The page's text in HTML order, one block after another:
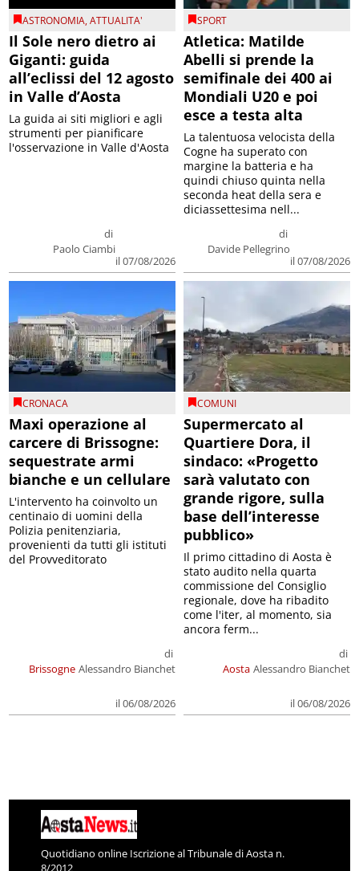
ASTRONOMIA,ATTUALITA'
Il Sole nero dietro ai
Giganti: guida
all’eclissi del 12 agosto
in Valle d’Aosta
di
Paolo Ciambi
il 07/08/2026
La guida ai siti migliori e agli
strumenti per pianificare
l'osservazione in Valle d'Aosta
SPORT
Atletica: Matilde
Abelli si prende la
semifinale dei 400 ai
Mondiali U20 e poi
esce a testa alta
di
Davide Pellegrino
il 07/08/2026
La talentuosa velocista della
Cogne ha superato con
margine la batteria e ha
quindi chiuso quinta nella
seconda heat della sera e
diciassettesima nell...
CRONACA
Maxi operazione al
carcere di Brissogne:
sequestrate armi
bianche e un cellulare
Brissogne
di
Alessandro Bianchet
il 06/08/2026
L'intervento ha coinvolto un
centinaio di uomini della
Polizia penitenziaria,
provenienti da tutti gli istituti
del Provveditorato
COMUNI
Supermercato al
Quartiere Dora, il
sindaco: «Progetto
sarà valutato con
grande rigore, sulla
base dell’interesse
pubblico»
Aosta
di
Alessandro Bianchet
il 06/08/2026
Il primo cittadino di Aosta è
stato audito nella quarta
commissione del Consiglio
regionale, dove ha ribadito
come l'iter, al momento, sia
ancora ferm...
Quotidiano online Iscrizione al Tribunale di Aosta n.
8/2012